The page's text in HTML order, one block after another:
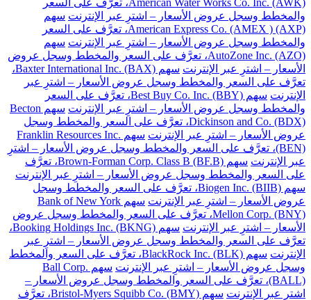
American Water Works Co. Inc. (AWK)، تعرَّف على السعر
والمخطط وسجل عروض الأسعار – اشترِ عبر الإنترنت سهم
American Express Co. (AMEX ) (AXP)، تعرَّف على السعر
والمخطط وسجل عروض الأسعار – اشترِ عبر الإنترنت سهم
AutoZone Inc. (AZO)، تعرَّف على السعر والمخطط وسجل عروض
الأسعار – اشترِ عبر الإنترنت
سهم Baxter International Inc. (BAX)،
تعرَّف على السعر والمخطط وسجل عروض الأسعار – اشترِ عبر
الإنترنت
سهم Best Buy Co. Inc. (BBY)، تعرَّف على السعر
والمخطط وسجل عروض الأسعار – اشترِ عبر الإنترنت
سهم Becton
Dickinson and Co. (BDX)، تعرَّف على السعر والمخطط وسجل
عروض الأسعار – اشترِ عبر الإنترنت
سهم Franklin Resources Inc.
(BEN)، تعرَّف على السعر والمخطط وسجل عروض الأسعار – اشترِ
عبر الإنترنت
سهم Brown-Forman Corp. Class B (BF.B)، تعرَّف
على السعر والمخطط وسجل عروض الأسعار – اشترِ عبر الإنترنت
سهم Biogen Inc. (BIIB)، تعرَّف على السعر والمخطط وسجل
عروض الأسعار – اشترِ عبر الإنترنت
سهم Bank of New York
Mellon Corp. (BNY)، تعرَّف على السعر والمخطط وسجل عروض
الأسعار – اشترِ عبر الإنترنت
سهم Booking Holdings Inc. (BKNG)،
تعرَّف على السعر والمخطط وسجل عروض الأسعار – اشترِ عبر
الإنترنت
سهم BlackRock Inc. (BLK)، تعرَّف على السعر والمخطط
وسجل عروض الأسعار – اشترِ عبر الإنترنت
سهم Ball Corp.
(BALL)، تعرَّف على السعر والمخطط وسجل عروض الأسعار –
اشترِ عبر الإنترنت
سهم Bristol-Myers Squibb Co. (BMY)، تعرَّف